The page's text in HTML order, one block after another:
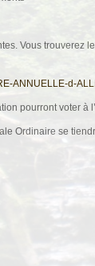
Vous trouverez
ANNUELLE-d-
pourront voter à
Ordinaire se